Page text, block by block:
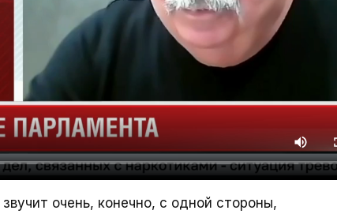
очень, конечно, с одной стороны,